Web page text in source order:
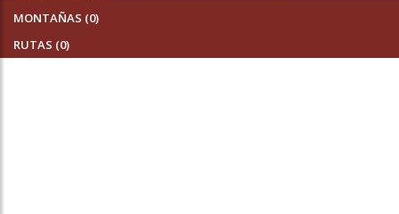
MONTAÑAS (0)
RUTAS (0)